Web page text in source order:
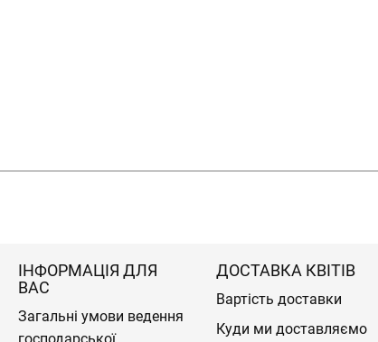
ІНФОРМАЦІЯ ДЛЯ
ВАС
Загальні умови ведення
ДОСТАВКА КВІТІВ
Вартість доставки
Куди ми доставляємо